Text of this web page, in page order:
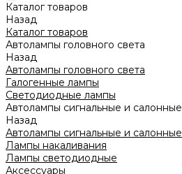
Каталог товаров
Назад
Каталог товаров
Автолампы головного света
Назад
Автолампы головного света
Галогенные лампы
Светодиодные лампы
Автолампы сигнальные и салонные
Назад
Автолампы сигнальные и салонные
Лампы накаливания
Лампы светодиодные
Аксессуары